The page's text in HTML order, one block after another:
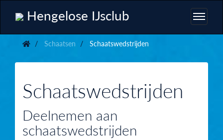
Hengelose IJsclub
Schaatsen Schaatswedstrijden
Schaatswedstrijden
Deelnemen aan
schaatswedstrijden